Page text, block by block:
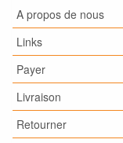
A propos de nous
Links
Payer
Livraison
Retourner